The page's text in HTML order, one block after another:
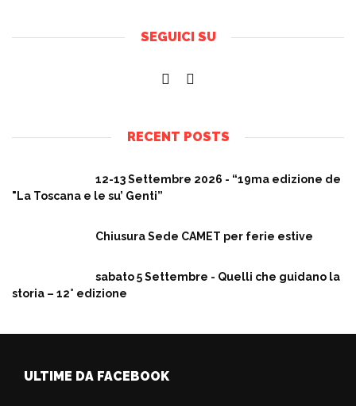
SEGUICI SU
RECENT POSTS
12-13 Settembre 2026 - “19ma edizione de
"La Toscana e le su’ Genti”
Chiusura Sede CAMET per ferie estive
sabato 5 Settembre - Quelli che guidano la
storia – 12° edizione
ULTIME DA FACEBOOK